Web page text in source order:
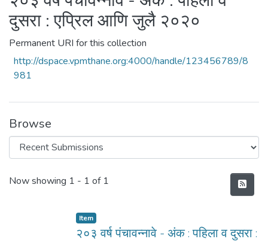
All of DSpace
Statistics
दुसरा : एप्रिल आणि जुलै २०२०
Permanent URI for this collection
http://dspace.vpmthane.org:4000/handle/123456789/8
981
Browse
Recent Submissions
Now showing 1 - 1 of 1
Item
२०३ वर्ष पंचावन्नावे - अंक : पहिला व दुसरा :